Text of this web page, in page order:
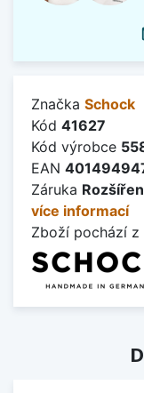
Značka Schock
Kód 41627
Kód výrobce
EAN
Záruka
více informací
Zboží pochází